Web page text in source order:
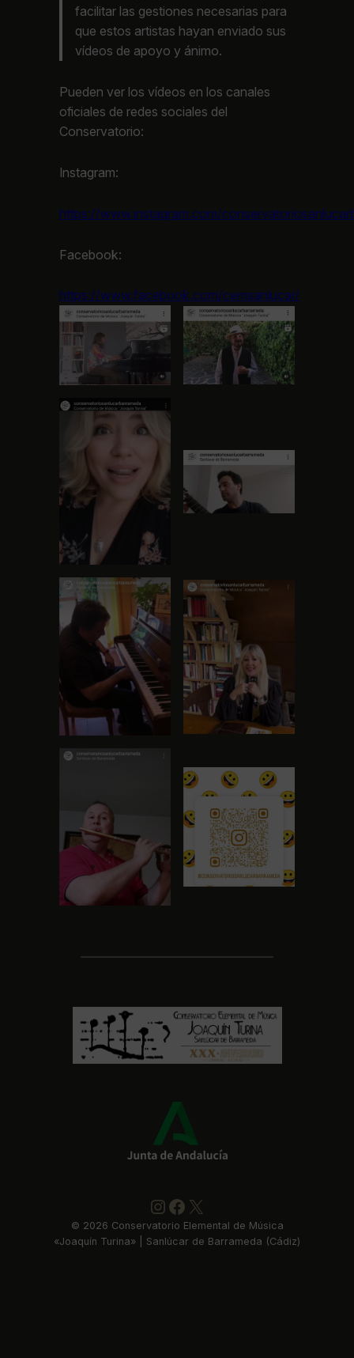
facilitar las gestiones necesarias para
que estos artistas hayan enviado sus
vídeos de apoyo y ánimo.
Pueden ver los vídeos en los canales
oficiales de redes sociales del
Conservatorio:
Instagram:
https://www.instagram.com/
Facebook:
https://www.facebook.com/cemsanlucar/
Instagram
https://
X
© 2026 Conservatorio Elemental de Música
«Joaquín Turina» | Sanlúcar de Barrameda (Cádiz)